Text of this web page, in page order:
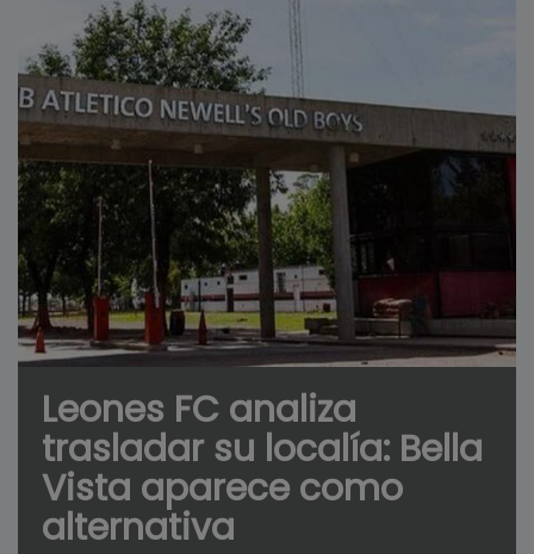
Leones FC analiza
trasladar su localía: Bella
Vista aparece como
alternativa